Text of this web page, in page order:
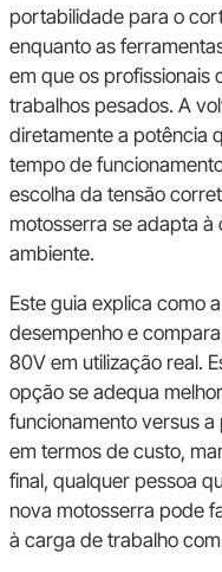
portabilidade para o
enquanto as
em que os profissionais
trabalhos pesados. A
diretamente a potência
tempo de
escolha da tensão
motosserra se adapta
ambiente.
Este guia explica como
desempenho e
80V em utilização real.
opção se adequa
funcionamento versus
em termos de custo,
final, qualquer pessoa
nova motosserra pode
à carga de trabalho